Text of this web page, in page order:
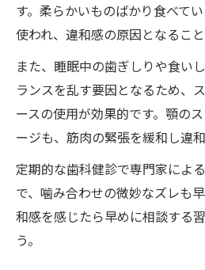
す。柔らかいものばかり食べて
使われ、違和感の原因となること
また、睡眠中の歯ぎしりや食い
ランスを乱す要因となるため、
ースの使用が効果的です。顎の
ージも、筋肉の緊張を緩和し違
定期的な歯科健診で専門家によ
で、噛み合わせの微妙なズレも
和感を感じたら早めに相談する
う。